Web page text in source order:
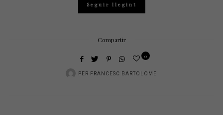
Seguir llegint
Compartir
PER FRANCESC BARTOLOME
0